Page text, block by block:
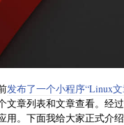
发布了一个小程序“Linux
文章列表和文章查看。经
。下面我给大家正式介